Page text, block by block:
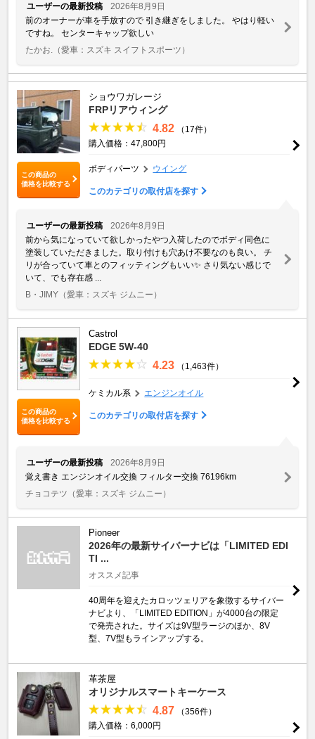
ユーザーの最新投稿
2026年8月9日
前のオーナーが車を手放すので 引き継ぎをしました。 やはり軽い
ですね。 センターキャップ欲しい
たかお.
（愛車：スズキ スイフトスポーツ）
この商品の
価格を比較する
ショウワガレージ
FRPリアウィング
4.82
（17件）
購入価格：47,800円
ボディパーツ ウイング
このカテゴリの取付店を探す
ユーザーの最新投稿
2026年8月9日
前から気になっていて欲しかったやつ入荷したのでボディ同色に
塗装していただきました。取り付けも穴あけ不要なのも良い。 チ
リが合っていて車とのフィッティングもいい✨️ さり気ない感じで
いて、でも存在感 ...
B・JIMY （愛車：スズキ ジムニー）
この商品の
価格を比較する
Castrol
EDGE 5W-40
4.23 （1,463件）
ケミカル系 エンジンオイル
このカテゴリの取付店を探す
ユーザーの最新投稿
2026年8月9日
覚え書き エンジンオイル交換 フィルター交換 76196km
チョコテツ （愛車：スズキ ジムニー）
Pioneer
2026年の最新サイバーナビは「LIMITED EDI
TI ...
オススメ記事
40周年を迎えたカロッツェリアを象徴するサイバー
ナビより、「LIMITED EDITION」が4000台の限定
で発売された。サイズは9V型ラージのほか、8V
型、7V型もラインアップする。
革茶屋
オリジナルスマートキーケース
4.87
（356件）
購入価格：6,000円